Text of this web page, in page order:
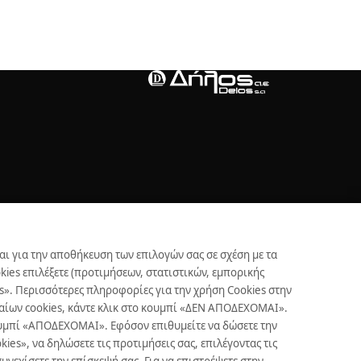
για την αποθήκευση των επιλογών σας σε σχέση με τα
επιλέξετε (προτιμήσεων, στατιστικών, εμπορικής
Περισσότερες πληροφορίες για την χρήση Cookies στην
cookies, κάντε κλικ στο κουμπί «ΔΕΝ ΑΠΟΔΕΧΟΜΑΙ».
«ΑΠΟΔΕΧΟΜΑΙ». Εφόσον επιθυμείτε να δώσετε την
να δηλώσετε τις προτιμήσεις σας, επιλέγοντας τις
Copyright © Δήλος 2016-2026. All rights reserved